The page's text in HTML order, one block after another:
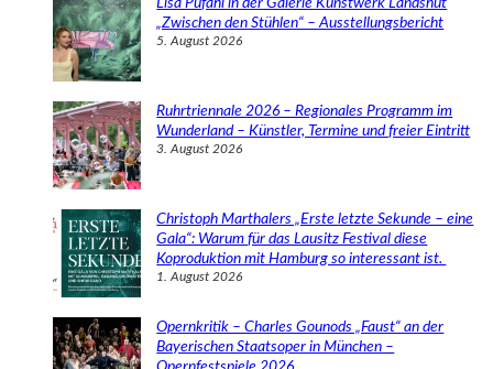
„Zwischen den Stühlen“ – Ausstellungsbericht
5. August 2026
Ruhrtriennale 2026 – Regionales Programm im
Wunderland – Künstler, Termine und freier Eintritt
3. August 2026
Christoph Marthalers „Erste letzte Sekunde – eine
Gala“: Warum für das Lausitz Festival diese
Koproduktion mit Hamburg so interessant ist.
1. August 2026
Opernkritik – Charles Gounods „Faust“ an der
Bayerischen Staatsoper in München –